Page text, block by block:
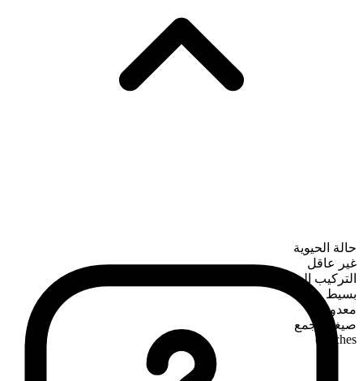
حالة الحيوية
غير عاقل
التركيب الصرفي
بسيط
معدود
صيغة الجمع
couches